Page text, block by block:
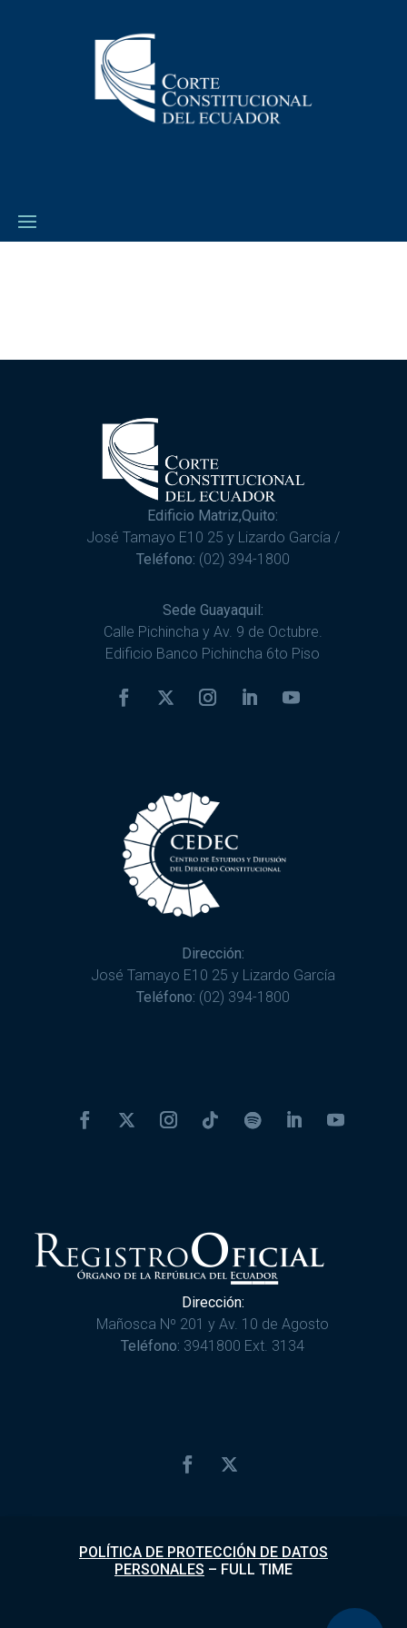
Edificio Matriz,Quito:
José Tamayo E10 25 y Lizardo García /
Teléfono: (02) 394-1800
Sede Guayaquil:
Calle Pichincha y Av. 9 de Octubre.
Edificio Banco Pichincha 6to Piso
Dirección:
José Tamayo E10 25 y Lizardo García
Teléfono: (02) 394-1800
Dirección:
Mañosca Nº 201 y Av. 10 de Agosto
Teléfono: 3941800 Ext. 3134
POLÍTICA DE PROTECCIÓN DE DATOS
PERSONALES – FULL TIME